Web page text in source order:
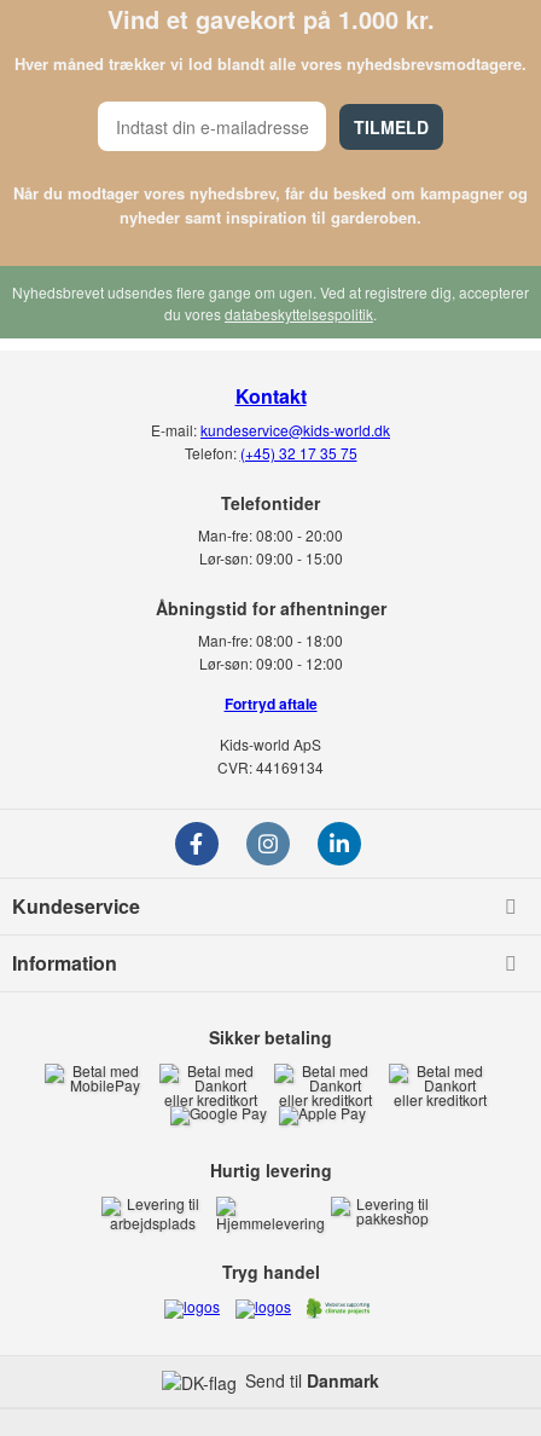
Vind et gavekort på 1.000 kr.
Hver måned trækker vi lod blandt alle vores nyhedsbrevsmodtagere.
TILMELD
Når du modtager vores nyhedsbrev, får du besked om kampagner og
nyheder samt inspiration til garderoben.
Nyhedsbrevet udsendes flere gange om ugen. Ved at registrere dig, accepterer
du voresdatabeskyttelsespolitik.
Kontakt
E-mail:kundeservice@kids-world.dk
Telefon: (+45) 32 17 35 75
Telefontider
Man-fre:08:00 - 20:00
Lør-søn: 09:00 - 15:00
Man-fre:08:00 - 18:00
Lør-søn:09:00 - 12:00
Fortryd aftale
Kids-world ApS
CVR: 44169134
Kundeservice
Information
Send til Danmark
Sikker betaling
Hurtig levering
Tryg handel